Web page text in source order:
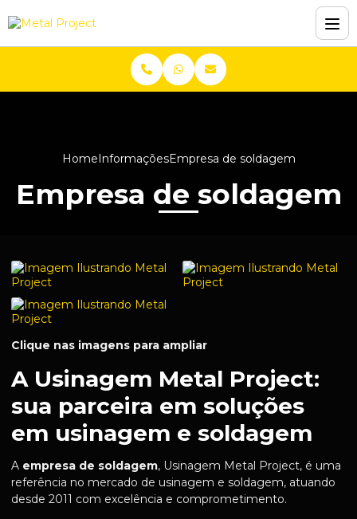
HomeInformaçõesEmpresa de soldagem
Empresa de soldagem
Clique nas imagens para ampliar
A Usinagem Metal Project:
sua parceira em soluções
em usinagem e soldagem
A empresa de soldagem, Usinagem Metal Project, é uma
referência no mercado de usinagem e soldagem, atuando
desde 2011 com excelência e comprometimento.